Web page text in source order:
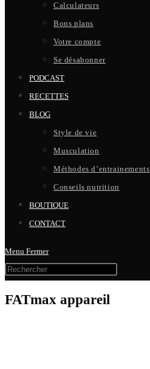
Calculateurs
Bons plans
Votre compte
Se désabonner
PODCAST
RECETTES
BLOG
Style de vie
Musculation
Méthodes d’entrainements
Conseils nutrition
BOUTIQUE
CONTACT
Menu Fermer
FATmax appareil